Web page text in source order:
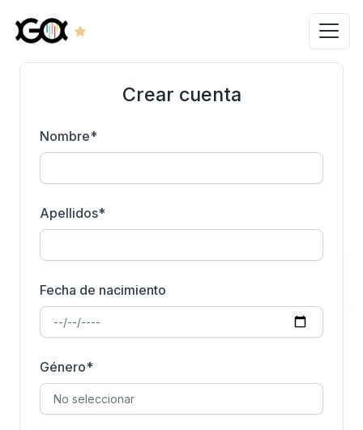
Crear cuenta
Nombre*
Apellidos*
Fecha de nacimiento
Género*